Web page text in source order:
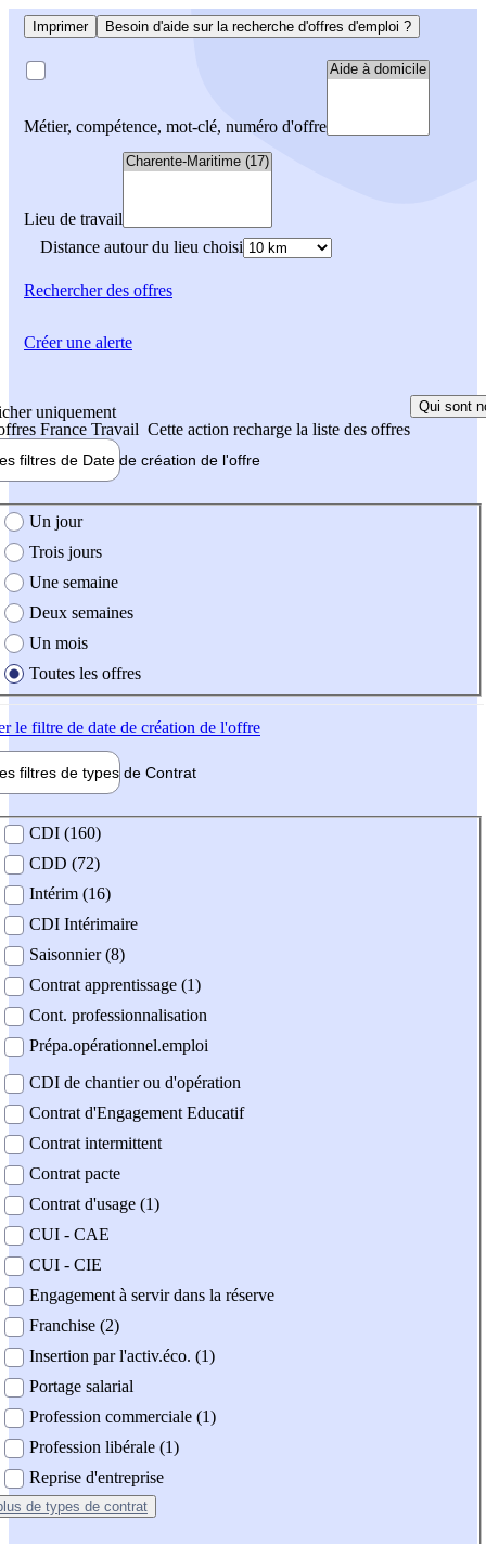
Imprimer Besoin d'aide sur la recherche d'offres d'emploi ?
Métier, compétence, mot-clé, numéro d'offre
Lieu de travail
Distance autour du lieu choisi
Rechercherdes offres
uniquement
France Travail Cette action recharge la liste des offres
Qui sont
filtres de Date de création de l'offre
création de l'offre
Un jour
Trois jours
Une semaine
Deux semaines
Un mois
Toutes les offres
le filtre de date de création de l'offre
filtres de types de Contrat
contrat
CDI (160)
CDD (72)
Intérim (16)
CDI Intérimaire
Saisonnier (8)
Contrat apprentissage (1)
Cont. professionnalisation
Prépa.opérationnel.emploi
CDI de chantier ou d'opération
Contrat d'Engagement Educatif
Contrat intermittent
Contrat pacte
Contrat d'usage (1)
CUI - CAE
CUI - CIE
Engagement à servir dans la réserve
Franchise (2)
Insertion par l'activ.éco. (1)
Portage salarial
Profession commerciale (1)
Profession libérale (1)
Reprise d'entreprise
de types de contrat
Créer une alerte